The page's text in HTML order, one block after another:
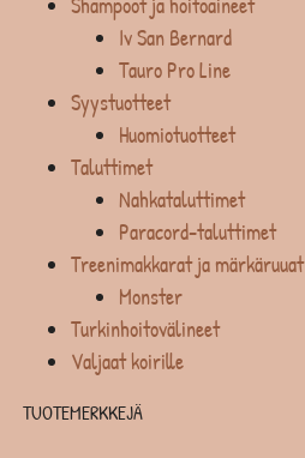
Iv San Bernard
Tauro Pro Line
Syystuotteet
Huomiotuotteet
Taluttimet
Nahkataluttimet
Paracord-taluttimet
Treenimakkarat ja märkäruuat
Monster
Turkinhoitovälineet
Valjaat koirille
TUOTEMERKKEJÄ